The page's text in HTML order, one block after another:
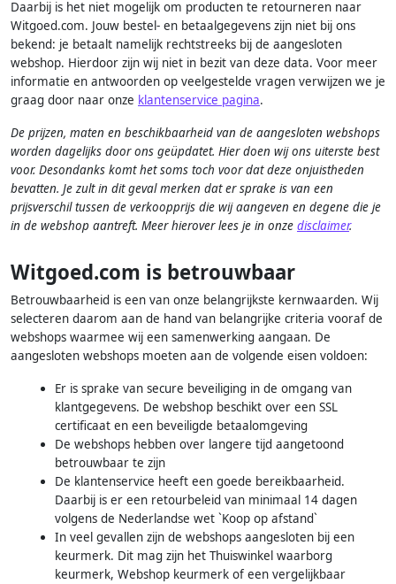
Daarbij is het niet mogelijk om producten te retourneren naar
Witgoed.com. Jouw bestel- en betaalgegevens zijn niet bij ons
bekend: je betaalt namelijk rechtstreeks bij de aangesloten
webshop. Hierdoor zijn wij niet in bezit van deze data. Voor meer
informatie en antwoorden op veelgestelde vragen verwijzen we je
graag door naar onze klantenservice pagina.
De prijzen, maten en beschikbaarheid van de aangesloten webshops
worden dagelijks door ons geüpdatet. Hier doen wij ons uiterste best
voor. Desondanks komt het soms toch voor dat deze onjuistheden
bevatten. Je zult in dit geval merken dat er sprake is van een
prijsverschil tussen de verkoopprijs die wij aangeven en degene die je
in de webshop aantreft. Meer hierover lees je in onze disclaimer.
Witgoed.com is betrouwbaar
Betrouwbaarheid is een van onze belangrijkste kernwaarden. Wij
selecteren daarom aan de hand van belangrijke criteria vooraf de
webshops waarmee wij een samenwerking aangaan. De
aangesloten webshops moeten aan de volgende eisen voldoen:
Er is sprake van secure beveiliging in de omgang van
klantgegevens. De webshop beschikt over een SSL
certificaat en een beveiligde betaalomgeving
De webshops hebben over langere tijd aangetoond
betrouwbaar te zijn
De klantenservice heeft een goede bereikbaarheid.
Daarbij is er een retourbeleid van minimaal 14 dagen
volgens de Nederlandse wet `Koop op afstand`
In veel gevallen zijn de webshops aangesloten bij een
keurmerk. Dit mag zijn het Thuiswinkel waarborg
keurmerk, Webshop keurmerk of een vergelijkbaar